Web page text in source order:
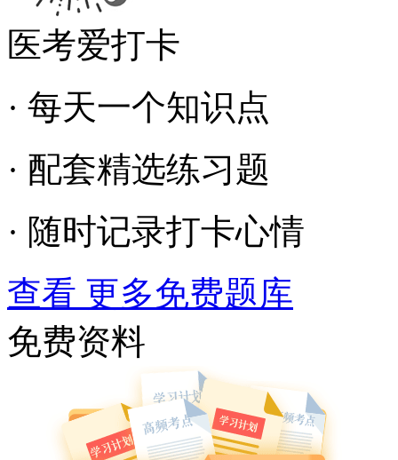
医考爱打卡
· 每天一个知识点
· 配套精选练习题
· 随时记录打卡心情
查看 更多免费题库
免费资料